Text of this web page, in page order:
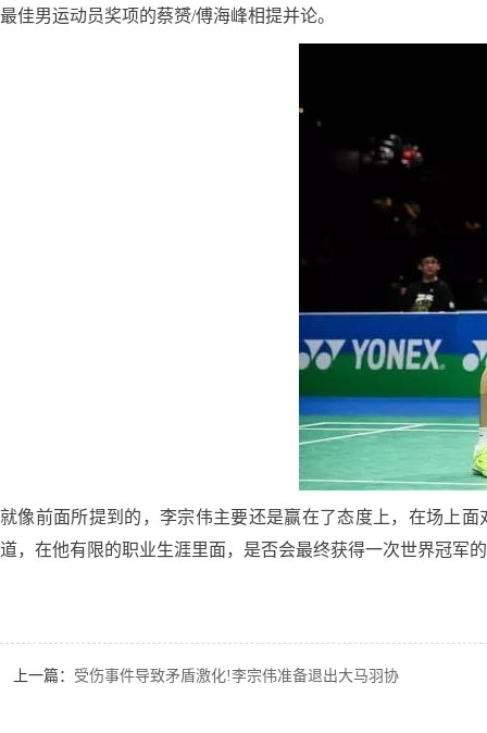
最佳男运动员奖项的蔡赟/傅海峰相提并论。
就像前面所提到的，李宗伟主要还是赢在了态度上，在场上
道，在他有限的职业生涯里面，是否会最终获得一次世界冠军
上一篇： 受伤事件导致矛盾激化!李宗伟准备退出大马羽协